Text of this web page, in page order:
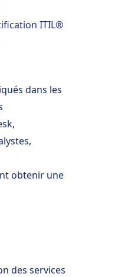
ITIL®
dans les
obtenir une
des services